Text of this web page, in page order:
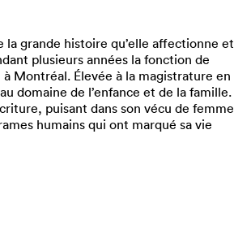
grande histoire qu’elle affectionne et
plusieurs années la fonction de
Montréal. Élevée à la magistrature en
domaine de l’enfance et de la famille.
puisant dans son vécu de femme
humains qui ont marqué sa vie